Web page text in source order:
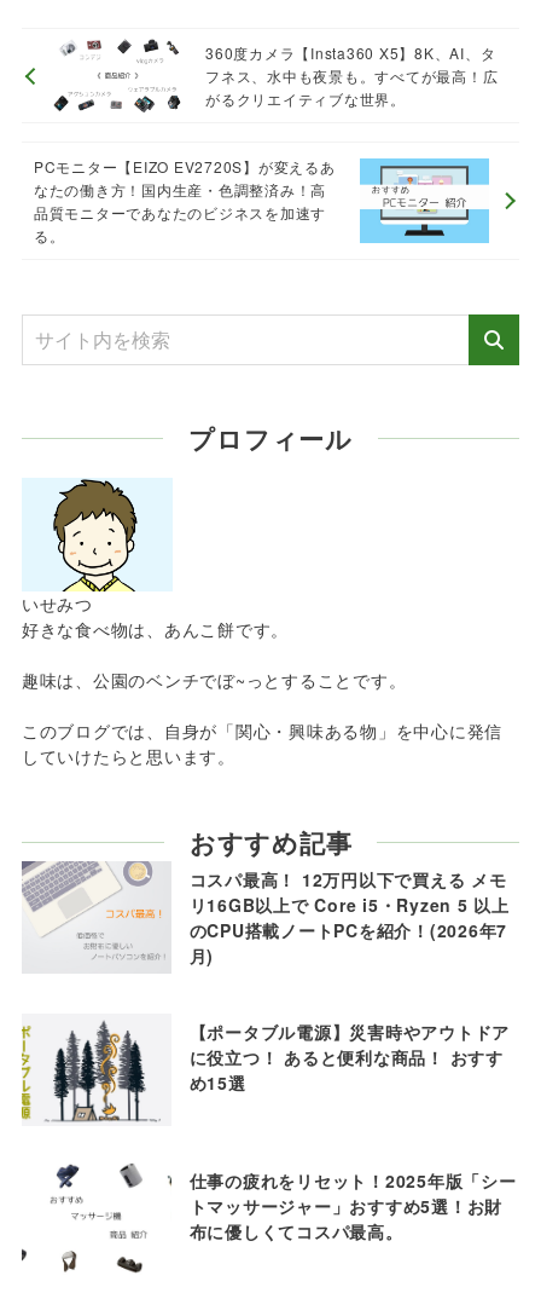
360度カメラ【Insta360 X5】8K、AI、タ
フネス、水中も夜景も。すべてが最高！広
がるクリエイティブな世界。
PCモニター【EIZO EV2720S】が変えるあ
なたの働き方！国内生産・色調整済み！高
品質モニターであなたのビジネスを加速す
る。
プロフィール
いせみつ
好きな食べ物は、あんこ餅です。
趣味は、公園のベンチでぼ~っとすることです。
このブログでは、自身が「関心・興味ある物」を中心に発信
していけたらと思います。
おすすめ記事
コスパ最高！ 12万円以下で買える メモ
リ16GB以上で Core i5・Ryzen 5 以上
のCPU搭載ノートPCを紹介！(2026年7
月)
【ポータブル電源】災害時やアウトドア
に役立つ！ あると便利な商品！ おすす
め15選
仕事の疲れをリセット！2025年版「シー
トマッサージャー」おすすめ5選！お財
布に優しくてコスパ最高。